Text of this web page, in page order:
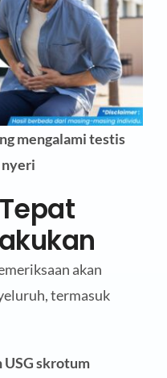
mengalami testis
nyeri
akan
termasuk
USG skrotum